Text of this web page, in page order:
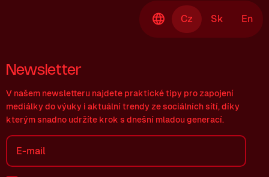
Cz Sk En
Newsletter
V našem newsletteru najdete praktické tipy pro zapojení
mediálky do výuky i aktuální trendy ze sociálních sítí, díky
kterým snadno udržíte krok s dnešní mladou generací.